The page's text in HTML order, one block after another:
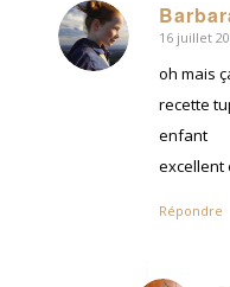
dit
:
16 juillet
oh mais
recette
enfant
excellent
Répondre